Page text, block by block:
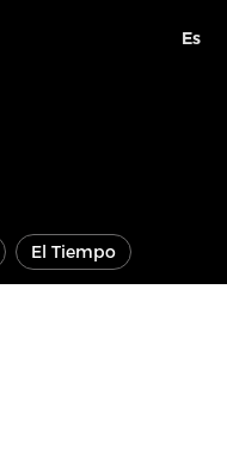
Es
El Tiempo